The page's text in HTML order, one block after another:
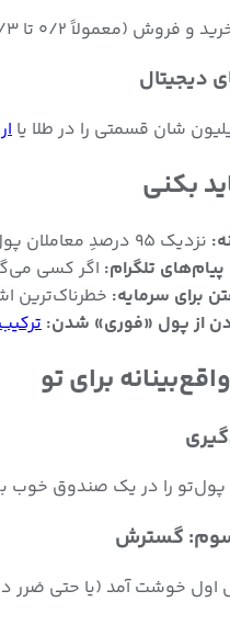
۰/۲ تا ۰/۳ درصد)، کارمزدِ نگهداری حساب ۲۰ تا ۵۰ هزار تومان سالانه.
شان قسمتی را در طلا یا
بکنی
نزدیک ۹۵ درصدِ معاملان پول می‌دهند. یک میلیون با کارمزدِ روزانه به سرعت می‌پنجد.
پیام‌های تلگرام: اگر کسی می‌گه «شنبه‌روز
برای سرمایه: خطرناک‌ترین
از پول «فوری» شدن:
برای تو
گسترش
آمد (یا حتی ضرر دادی و درسِ درست گرفتی)، باقیِ